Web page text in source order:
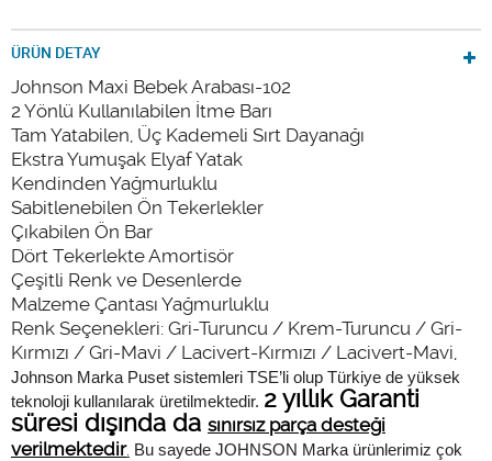
ÜRÜN DETAY
Johnson Maxi Bebek Arabası-102
2 Yönlü Kullanılabilen İtme Barı
Tam Yatabilen, Üç Kademeli Sırt Dayanağı
Ekstra Yumuşak Elyaf Yatak
Kendinden Yağmurluklu
Sabitlenebilen Ön Tekerlekler
Çıkabilen Ön Bar
Dört Tekerlekte Amortisör
Çeşitli Renk ve Desenlerde
Malzeme Çantası Yağmurluklu
Renk Seçenekleri: Gri-Turuncu / Krem-Turuncu / Gri-
Kırmızı / Gri-Mavi / Lacivert-Kırmızı / Lacivert-Mavi,
Johnson Marka Puset sistemleri TSE’li olup Türkiye de yüksek
teknoloji kullanılarak üretilmektedir. 2 yıllık Garanti
süresi dışında da sınırsız parça desteği
verilmektedir. Bu sayede JOHNSON Marka ürünlerimiz çok